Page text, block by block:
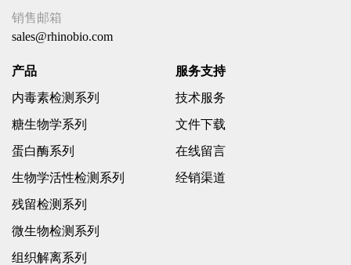
销售邮箱
sales@rhinobio.com
产品
内毒素检测系列
糖生物学系列
蛋白酶系列
生物学活性检测系列
残留检测系列
微生物检测系列
组织解离系列
服务支持
技术服务
文件下载
在线留言
经销渠道